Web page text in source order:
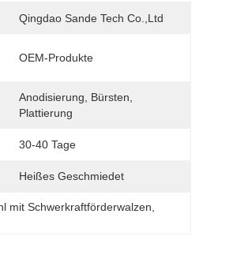
Qingdao Sande Tech Co.,Ltd
OEM-Produkte
Anodisierung, Bürsten,
Plattierung
30-40 Tage
Heißes Geschmiedet
mit Schwerkraftförderwalzen